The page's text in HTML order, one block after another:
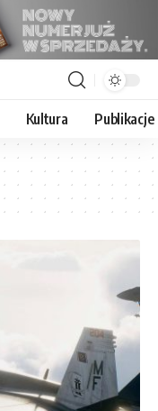
Kultura Publikacje